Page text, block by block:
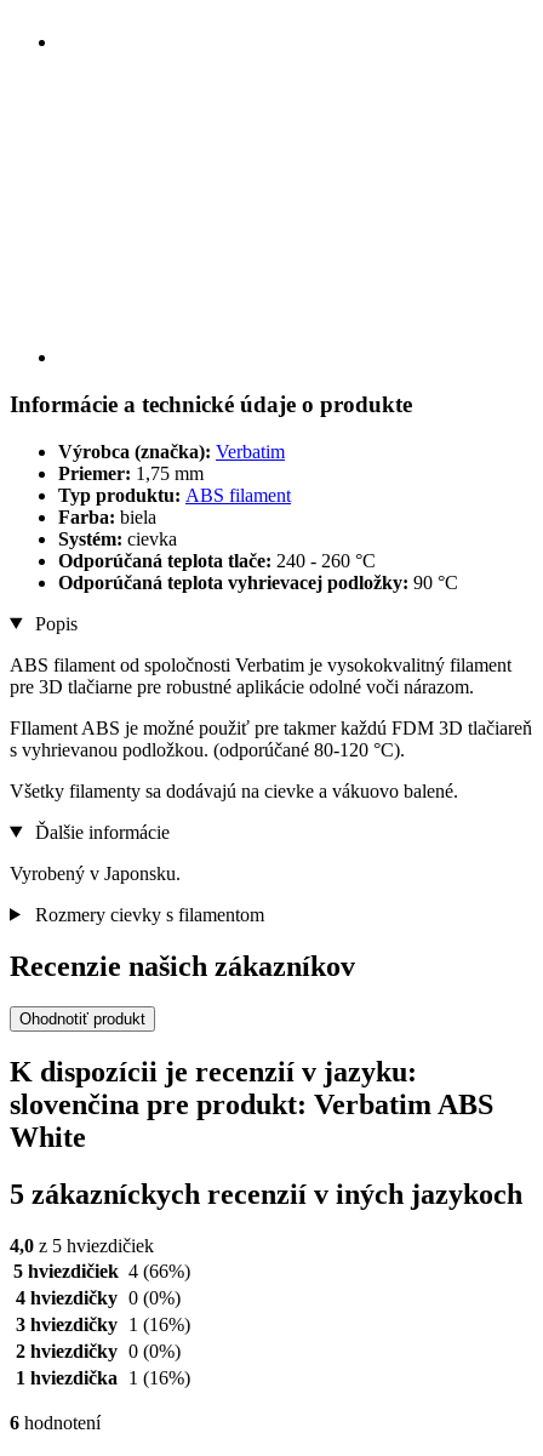
Informácie a technické údaje o produkte
Výrobca (značka): Verbatim
Priemer: 1,75 mm
Typ produktu: ABS filament
Farba: biela
Systém: cievka
Odporúčaná teplota tlače: 240 - 260 °C
Odporúčaná teplota vyhrievacej podložky: 90 °C
Popis
ABS filament od spoločnosti Verbatim je vysokokvalitný filament
pre 3D tlačiarne pre robustné aplikácie odolné voči nárazom.
FIlament ABS je možné použiť pre takmer každú FDM 3D tlačiareň
s vyhrievanou podložkou. (odporúčané 80-120 °C).
Všetky filamenty sa dodávajú na cievke a vákuovo balené.
Ďalšie informácie
Vyrobený v Japonsku.
Rozmery cievky s filamentom
Recenzie našich zákazníkov
Ohodnotiť produkt
K dispozícii je recenzií v jazyku:
slovenčina pre produkt: Verbatim ABS
White
5 zákazníckych recenzií v iných jazykoch
4,0 z 5 hviezdičiek
5 hviezdičiek 4 (66%)
4 hviezdičky 0 (0%)
3 hviezdičky
1 (16%)
2 hviezdičky 0 (0%)
1 hviezdička
1 (16%)
6 hodnotení